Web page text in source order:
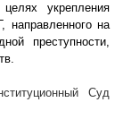
укрепления
направленного на
преступности,
Суд